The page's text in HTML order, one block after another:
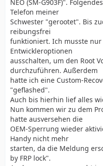
NEO (SM-G903F)".
Telefon meiner
Schwester "gerootet". Bis
reibungsfrei
funktioniert. Ich musste
Entwickleroptionen
ausschalten, um den Root
durchzuführen. Außerdem
hatte ich eine Custom-
"geflashed".
Auch bis hierhin lief alles
Nun kommen wir zu dem
hatte ausversehen die
OEM-Sperrung wieder
Handy nicht mehr
starten, da die Meldung
by FRP lock".